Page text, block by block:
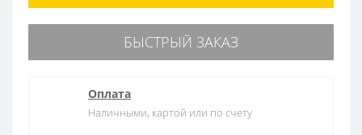
БЫСТРЫЙ ЗАКАЗ
Оплата
Наличными, картой или по счету